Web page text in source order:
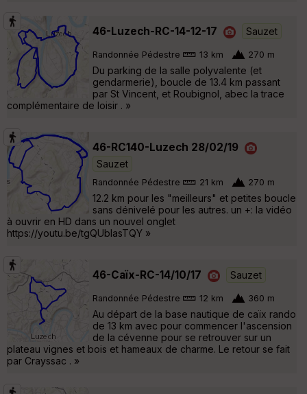
46-Luzech-RC-14-12-17 Sauzet
Randonnée Pédestre 13 km 270 m
Du parking de la salle polyvalente (et
gendarmerie), boucle de 13.4 km passant
par St Vincent, et Roubignol, abec la trace
complémentaire de loisir . »
46-RC140-Luzech 28/02/19
Sauzet
Randonnée Pédestre 21 km 270 m
12.2 km pour les "meilleurs" et petites boucle
sans dénivelé pour les autres. un +: la vidéo
à ouvrir en HD dans un nouvel onglet
https://youtu.be/tgQUbIasTQY »
46-Caïx-RC-14/10/17 Sauzet
Randonnée Pédestre 12 km 360 m
Au départ de la base nautique de caïx rando
de 13 km avec pour commencer l'ascension
de la cévenne pour se retrouver sur un
plateau vignes et bois et hameaux de charme. Le retour se fait
par Crayssac . »